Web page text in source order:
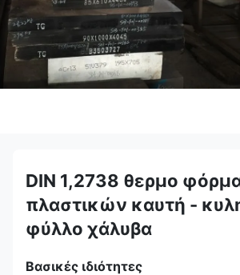
DIN 1,2738 θερμο
πλαστικών καυτή -
φύλλο χάλυβα
Βασικές ιδιότητες